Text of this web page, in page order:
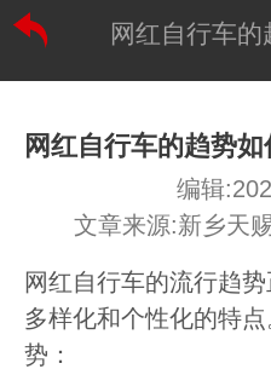
网红自行车的
网红自行车的趋势如
编辑
文章来源:新乡天
网红自行车的流行趋
多样化和个性化的特
势：